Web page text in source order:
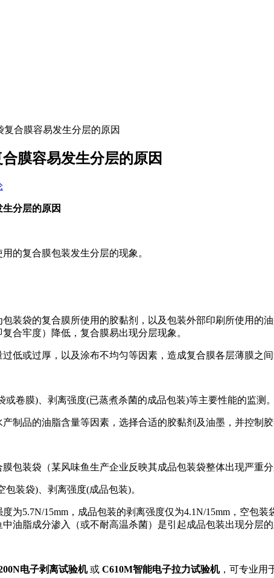
合膜容易发生分层的原因
膜容易发生分层的原因
分层的原因
的复合膜包装发生分层的现象。
装袋的复合膜所使用的胶黏剂，以及包装外部印刷所使用的
合牢度）降低，复合膜易出现分层现象。
或过厚，以及涂布不均匀等因素，造成复合膜各层薄膜之
卷膜)、剥离强度(已蒸煮杀菌的成品包装)等主要性能的监测。
制品的油脂含量等因素，选择合适的胶黏剂及油墨，并控制胶
包装袋（某风味鱼生产企业反映其成品包装袋整体出现严重分
装袋)、剥离强度(成品包装)。
5.7N/15mm，成品包装的剥离强度仅为4.1N/15mm，空包
油脂成分渗入（或不耐高温杀菌）是引起成品包装出现分层的
电子剥离试验机或 C610M智能电子拉力试验机，可专业用